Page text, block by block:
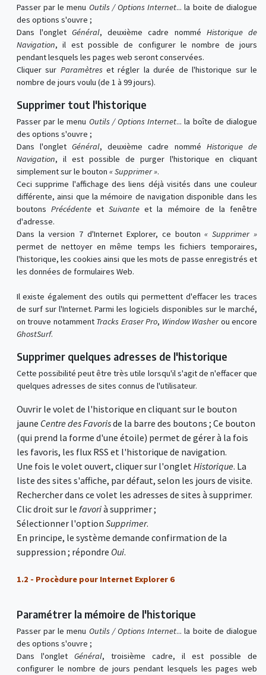
Passer par le menu Outils / Options Internet... la boite de dialogue
des options s'ouvre ;
Dans l'ongletGénéral, deuxième cadre nommé Historique de
Navigation, il est possible de configurer le nombre de jours
pendant lesquels les pages web seront conservées.
Cliquer sur Paramètres et régler la durée de l'historique sur le
nombre de jours voulu (de 1 à 99 jours).
Supprimer tout l'historique
Passer par le menu Outils / Options Internet... la boîte de dialogue
des options s'ouvre ;
Dans l'ongletGénéral, deuxième cadre nommé Historique de
Navigation, il est possible de purger l'historique en cliquant
simplement sur le bouton « Supprimer ».
Ceci supprime l'affichage des liens déjà visités dans une couleur
différente, ainsi que la mémoire de navigation disponible dans les
boutons PrécédenteetSuivante et la mémoire de la fenêtre
d'adresse.
Dans la version 7 d'Internet Explorer, ce bouton« Supprimer »
permet de nettoyer en même temps les fichiers temporaires,
l'historique, les cookies ainsi que les mots de passe enregistrés et
les données de formulaires Web.
Il existe également des outils qui permettent d'effacer les traces
de surf sur l'Internet. Parmi les logiciels disponibles sur le marché,
on trouve notamment Tracks Eraser Pro, Window Washerou encore
GhostSurf.
Supprimer quelques adresses de l'historique
Cette possibilité peut être très utile lorsqu'il s'agit de n'effacer que
quelques adresses de sites connus de l'utilisateur.
Ouvrir le volet de l'historique en cliquant sur le bouton
jaune Centre des Favorisde la barre des boutons ; Ce bouton
(qui prend la forme d'une étoile) permet de gérer à la fois
les favoris, les flux RSS et l'historique de navigation.
Une fois le volet ouvert, cliquer sur l'ongletHistorique. La
liste des sites s'affiche, par défaut, selon les jours de visite.
Rechercher dans ce volet les adresses de sites à supprimer.
Clic droit sur le favorià supprimer ;
Sélectionner l'option Supprimer.
En principe, le système demande confirmation de la
suppression ; répondre Oui.
1.2 - Procèdure pour Internet Explorer 6
Paramétrer la mémoire de l'historique
Passer par le menu Outils / Options Internet... la boite de dialogue
des options s'ouvre ;
Dans l'onglet Général, troisième cadre, il est possible de
configurer le nombre de jours pendant lesquels les pages web